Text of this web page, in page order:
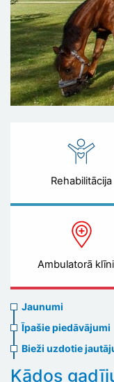
Rehabilitācija
Ambulatorā
News
menu
Jaunumi
Īpašie piedāvājumi
Bieži uzdotie
Kādos